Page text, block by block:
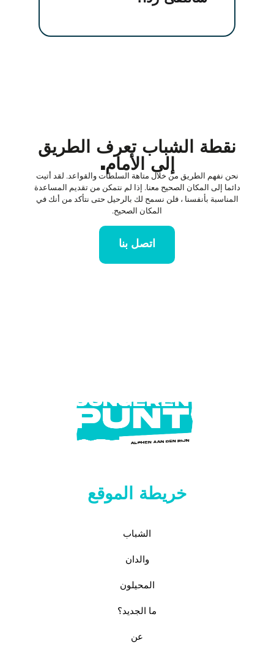
نقطة الشباب تعرف الطريق
إلى الأمام.
نحن نفهم الطريق من خلال متاهة السلطات والقواعد. لقد أتيت
دائما إلى المكان الصحيح معنا. إذا لم نتمكن من تقديم المساعدة
المناسبة بأنفسنا ، فلن نسمح لك بالرحيل حتى نتأكد من أنك في
المكان الصحيح.
اتصل بنا
خريطة الموقع
الشباب
والدان
المحيلون
ما الجديد؟
عن